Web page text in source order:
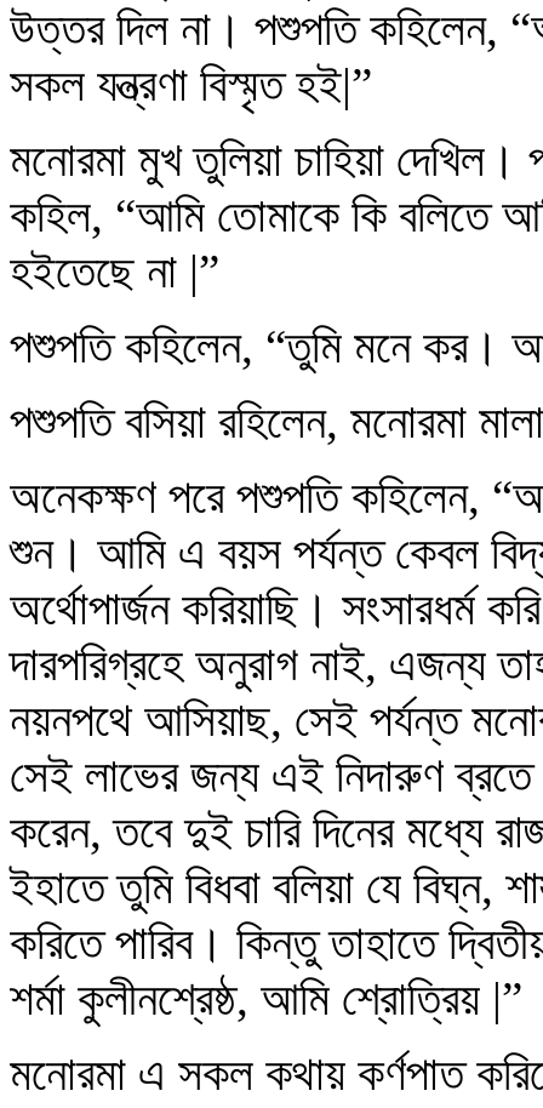
উত্তর দিল না। পশুপতি কহিলেন,
সকল যন্ত্রণা বিস্মৃত হই|”
মনোরমা মুখ তুলিয়া চাহিয়া দেখিল।
কহিল, “আমি তোমাকে কি বলিতে
হইতেছে না |”
পশুপতি কহিলেন, “তুমি মনে কর।
পশুপতি বসিয়া রহিলেন, মনোরমা
অনেকক্ষণ পরে পশুপতি কহিলেন,
শুন। আমি এ বয়স পর্যন্ত কেবল
অর্থোপার্জন করিয়াছি। সংসারধর্ম
দারপরিগ্রহে অনুরাগ নাই, এজন্য
নয়নপথে আসিয়াছ, সেই পর্যন্ত
সেই লাভের জন্য এই নিদারুণ
করেন, তবে দুই চারি দিনের মধ্যে
ইহাতে তুমি বিধবা বলিয়া যে বিঘ্ন,
করিতে পারিব। কিন্তু তাহাতে
শর্মা কুলীনশ্রেষ্ঠ, আমি শ্রোত্রিয় |”
মনোরমা এ সকল কথায় কর্ণপাত